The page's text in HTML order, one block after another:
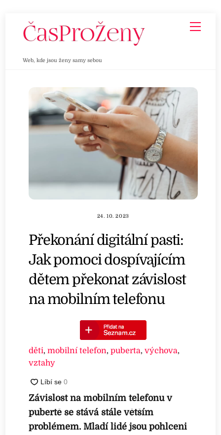
Web, kde jsou ženy samy sebou
24. 10. 2023
Překonání digitální pasti:
Jak pomoci dospívajícím
dětem překonat závislost
na mobilním telefonu
děti,mobilní telefon,puberta,výchova,
vztahy
Závislost na mobilním telefonu v
pubertě se stává stále větším
problémem. Mladí lidé jsou pohlceni